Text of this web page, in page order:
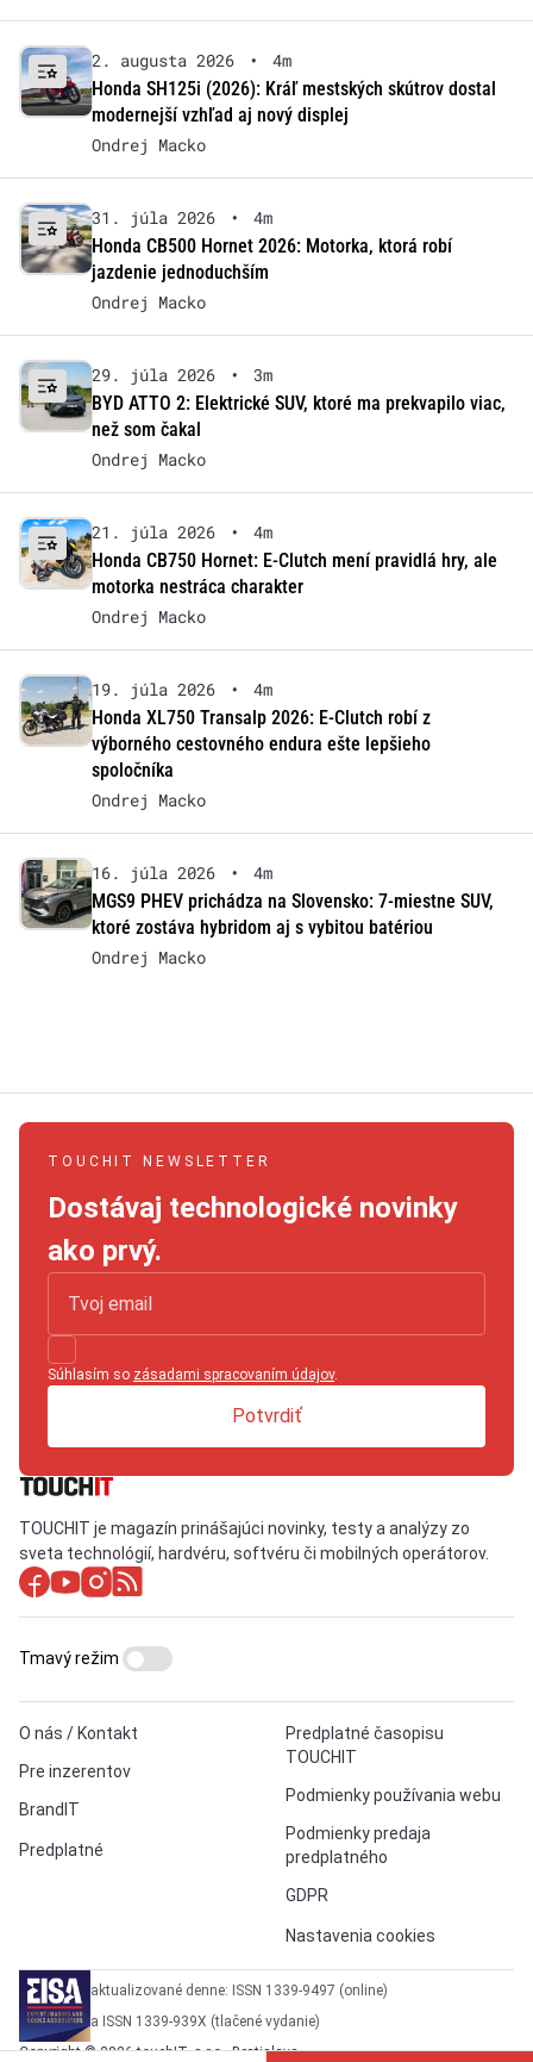
2. augusta 2026 •
4m
Honda SH125i (2026): Kráľ mestských skútrov dostal
modernejší vzhľad aj nový displej
Ondrej Macko
31. júla 2026 •
4m
Honda CB500 Hornet 2026: Motorka, ktorá robí
jazdenie jednoduchším
Ondrej Macko
29. júla 2026 •
3m
BYD ATTO 2: Elektrické SUV, ktoré ma prekvapilo viac,
než som čakal
Ondrej Macko
21. júla 2026 •
4m
Honda CB750 Hornet: E-Clutch mení pravidlá hry, ale
motorka nestráca charakter
Ondrej Macko
19. júla 2026 •
4m
Honda XL750 Transalp 2026: E-Clutch robí z
výborného cestovného endura ešte lepšieho
spoločníka
Ondrej Macko
16. júla 2026 •
4m
MGS9 PHEV prichádza na Slovensko: 7-miestne SUV,
ktoré zostáva hybridom aj s vybitou batériou
Ondrej Macko
TOUCHIT NEWSLETTER
Dostávaj technologické novinky
ako prvý.
Súhlasím so zásadami spracovaním údajov.
Potvrdiť
TOUCHIT je magazín prinášajúci novinky, testy a analýzy zo
sveta technológií, hardvéru, softvéru či mobilných operátorov.
O nás / Kontakt
Pre inzerentov
BrandIT
Predplatné
Predplatné časopisu
TOUCHIT
Podmienky používania webu
Podmienky predaja
predplatného
GDPR
Nastavenia cookies
Tmavý režim
aktualizované denne: ISSN 1339-9497 (online)
a ISSN 1339-939X (tlačené vydanie)
Copyright © 2026 touchIT, s.r.o., Bratislava.